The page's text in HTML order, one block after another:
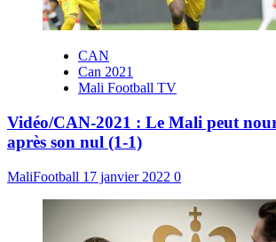
CAN
Can 2021
Mali Football TV
Vidéo/CAN-2021 : Le Mali peut
après son nul (1-1)
MaliFootball 17 janvier 2022 0